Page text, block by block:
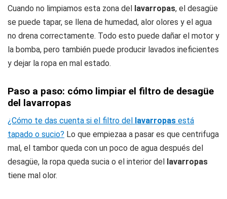
Cuando no limpiamos esta zona del lavarropas, el desagüe
se puede tapar, se llena de humedad, alor olores y el agua
no drena correctamente. Todo esto puede dañar el motor y
la bomba, pero también puede producir lavados ineficientes
y dejar la ropa en mal estado.
Paso a paso: cómo limpiar el filtro de desagüe
del lavarropas
¿Cómo te das cuenta si el filtro del lavarropas está
tapado o sucio? Lo que empiezaa a pasar es que centrifuga
mal, el tambor queda con un poco de agua después del
desagüe, la ropa queda sucia o el interior del lavarropas
tiene mal olor.